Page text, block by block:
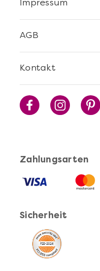
Sushi Selber
Cocktails
Zahlungsarten
Sicherheit
Kontakt
AGB
Impressum